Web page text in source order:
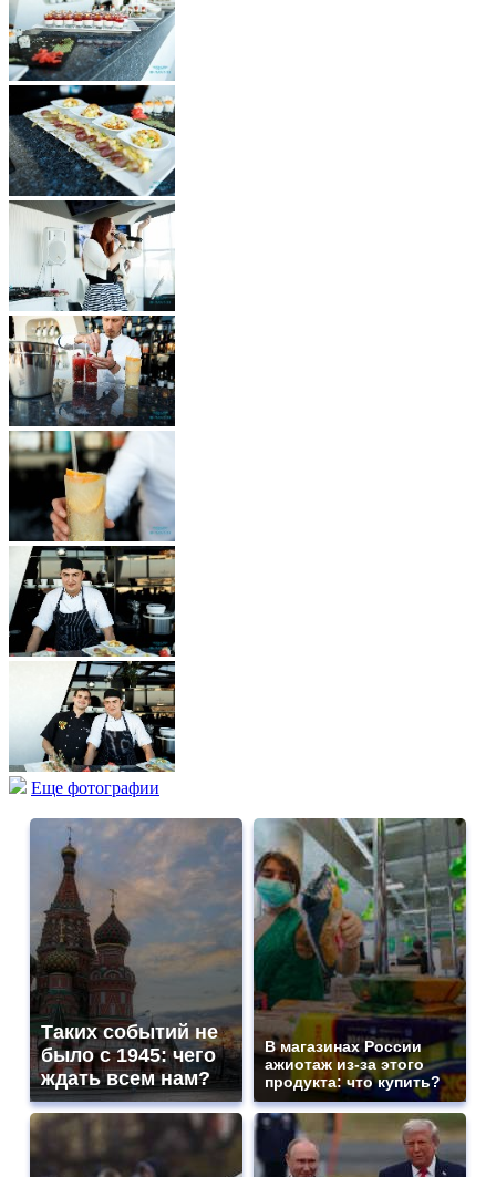
Еще фотографии
Таких событий не
было с 1945: чего
ждать всем нам?
В магазинах России
ажиотаж из-за этого
продукта: что купить?